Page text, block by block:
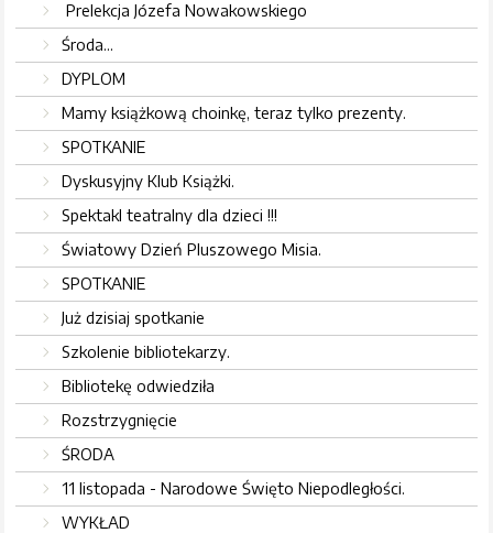
Prelekcja Józefa Nowakowskiego
Środa...
DYPLOM
Mamy książkową choinkę, teraz tylko prezenty.
SPOTKANIE
Dyskusyjny Klub Książki.
Spektakl teatralny dla dzieci !!!
Światowy Dzień Pluszowego Misia.
SPOTKANIE
Już dzisiaj spotkanie
Szkolenie bibliotekarzy.
Bibliotekę odwiedziła
Rozstrzygnięcie
ŚRODA
11 listopada - Narodowe Święto Niepodległości.
WYKŁAD